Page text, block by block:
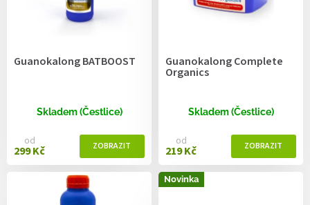
Guanokalong BATBOOST
Skladem (Čestlice)
od
299 Kč
Guanokalong Complete
Organics
Skladem (Čestlice)
od
219 Kč
Novinka